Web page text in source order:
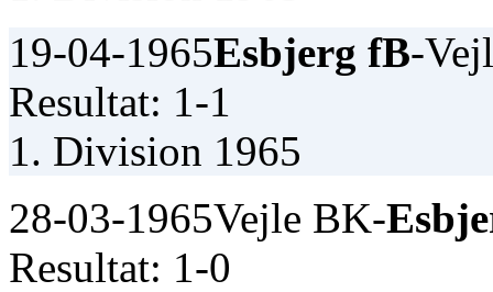
19-04-1965Esbjerg fB-
Resultat: 1-1
1. Division 1965
28-03-1965Vejle BK-
Resultat: 1-0